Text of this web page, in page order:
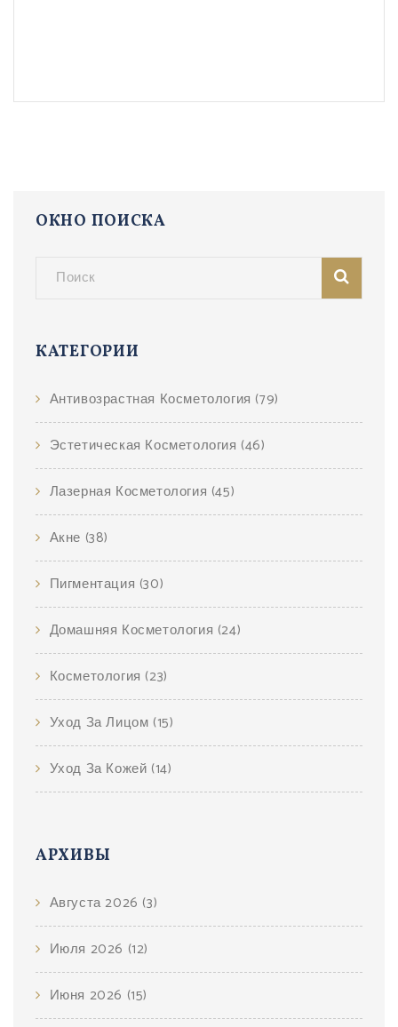
ОКНО ПОИСКА
КАТЕГОРИИ
Антивозрастная Косметология (79)
Эстетическая Косметология (46)
Лазерная Косметология (45)
Акне (38)
Пигментация (30)
Домашняя Косметология (24)
Косметология (23)
Уход За Лицом (15)
Уход За Кожей (14)
АРХИВЫ
Августа 2026 (3)
Июля 2026 (12)
Июня 2026 (15)